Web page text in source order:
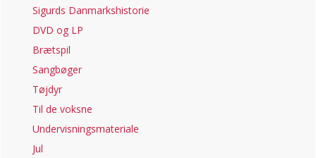
Sigurds Danmarkshistorie
DVD og LP
Brætspil
Sangbøger
Tøjdyr
Til de voksne
Undervisningsmateriale
Jul